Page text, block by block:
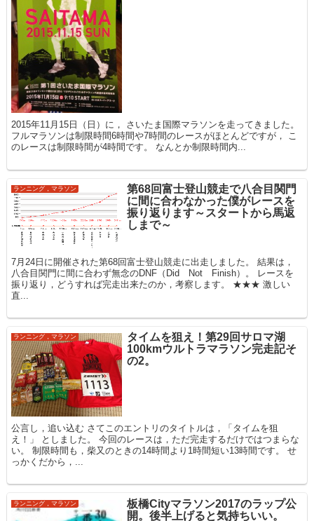
2015年11月15日（日）に， さいたま国際マラソンを走ってきました。
フルマラソンは制限時間6時間や7時間のレースがほとんどですが， こ
のレースは制限時間が4時間です。 なんとか制限時間内...
ランニング，マラソン
第68回富士登山競走で八合目関門
に間に合わなかった僕がレースを
振り返ります～スタートから馬返
しまで～
7月24日に開催された第68回富士登山競走に出走しました。 結果は，
八合目関門に間に合わず無念のDNF（Did Not Finish）。 レースを
振り返り，どうすれば完走出来たのか，考察します。 ★★★ 激しい
直...
ランニング，マラソン
タイムを狙え！第29回サロマ湖
100kmウルトラマラソン完走記そ
の2。
公言し，追い込む さてこのエントリのタイトルは，「タイムを狙
え！」 としました。 今回のレースは，ただ完走するだけではつまらな
い。 制限時間も，柴又のときの14時間より1時間短い13時間です。 せ
っかくだから，...
ランニング，マラソン
板橋Cityマラソン2017のラップ公
開。後半上げると気持ちいい。